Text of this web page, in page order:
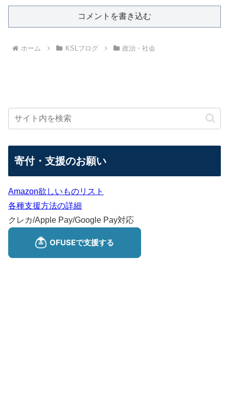
コメントを書き込む
ホーム KSLブログ 政治・社会
寄付・支援のお願い
Amazon欲しいものリスト
各種支援方法の詳細
クレカ/Apple Pay/Google Pay対応